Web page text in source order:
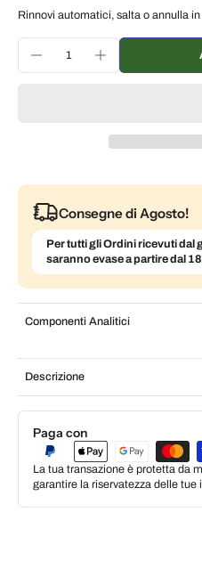
Subscribe and save
Consegna ogni 3
Consegna ogni mese, 5% di
Rinnovi automatici, salta o annulla
Consegne di Agosto!
Per tutti gli Ordini ricevuti dal
saranno evase a partire dal
Componenti Analitici
Descrizione
Paga con
La tua transazione è protetta da
garantire la riservatezza delle tue